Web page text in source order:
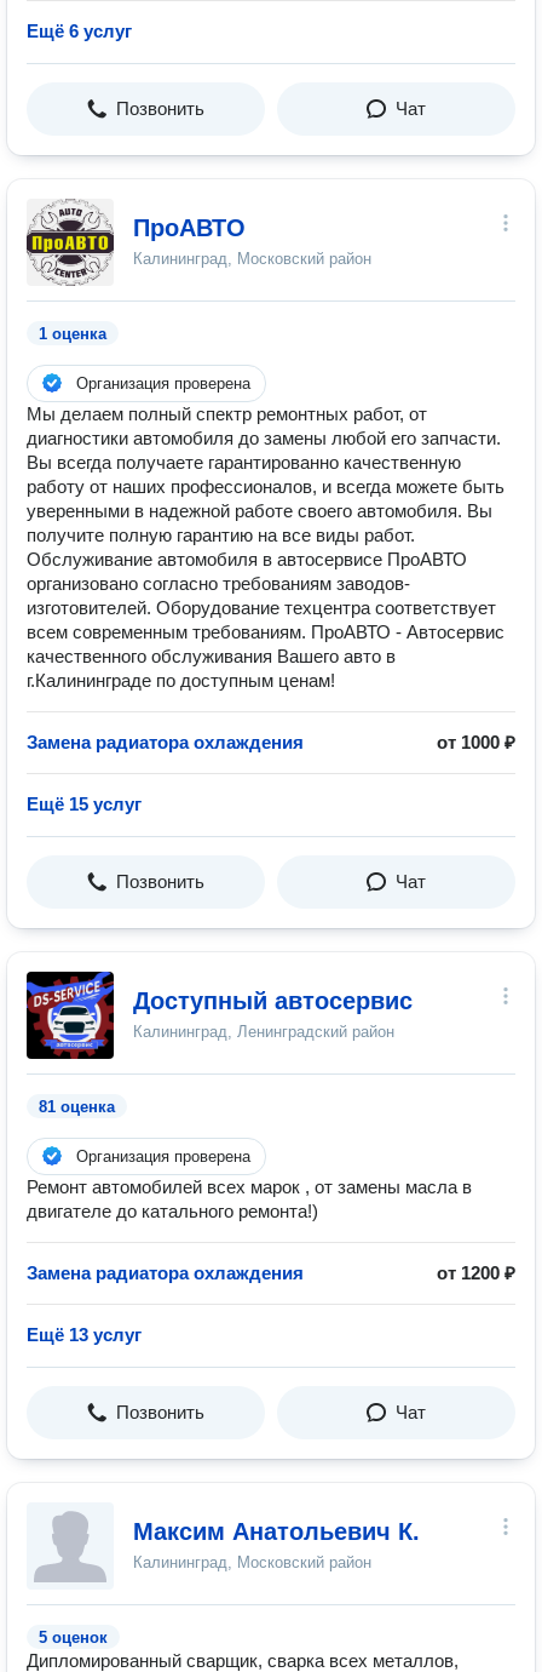
Ещё 6 услуг
Позвонить Чат
ПроАВТО
Калининград, Московский район
1 оценка
Организация проверена
Мы делаем полный спектр ремонтных работ, от
диагностики автомобиля до замены любой его запчасти.
Вы всегда получаете гарантированно качественную
работу от наших профессионалов, и всегда можете быть
уверенными в надежной работе своего автомобиля. Вы
получите полную гарантию на все виды работ.
Обслуживание автомобиля в автосерв исе ПроАВТО
организовано согласно требованиям заводов-
изготовителей. Оборудование техцентра соответствует
всем современным требованиям. ПроАВТО - Автосервис
качественного обслуживания Вашего авто в
г.Калининграде по доступным ценам!
Замена радиатора охлаждения от 1000 ₽
Ещё 15 услуг
Позвонить Чат
Доступный автосервис
Калининград, Ленинградский район
81 оценка
Организация проверена
Ремонт автомобилей всех марок , от замены масла в
двигателе до катального ремонта!)
Замена радиатора охлаждения от 1200 ₽
Ещё 13 услуг
Позвонить Чат
Максим Анатольевич К.
Калининград, Московский район
5 оценок
Дипломированный сварщик, сварка всех металлов,